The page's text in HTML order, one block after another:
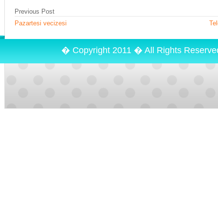
Previous Post
Pazartesi vecizesi
� Copyright 2011 � All Rights